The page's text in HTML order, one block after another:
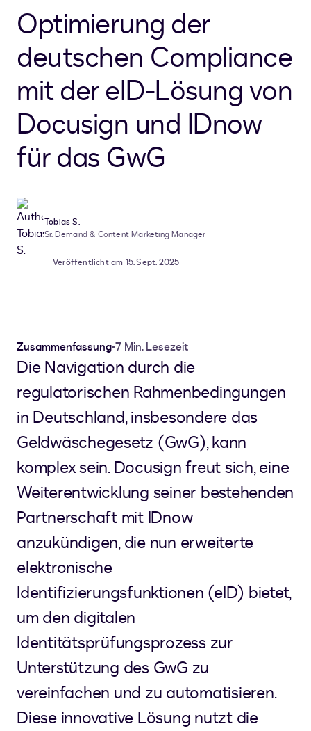
Optimierung der
deutschen Compliance
mit der eID-Lösung von
Docusign und IDnow
für das GwG
Tobias S.
Sr. Demand & Content Marketing Manager
Veröffentlicht am 15. Sept. 2025
Zusammenfassung•7 Min. Lesezeit
Die Navigation durch die
regulatorischen Rahmenbedingungen
in Deutschland, insbesondere das
Geldwäschegesetz (GwG), kann
komplex sein. Docusign freut sich, eine
Weiterentwicklung seiner bestehenden
Partnerschaft mit IDnow
anzukündigen, die nun erweiterte
elektronische
Identifizierungsfunktionen (eID) bietet,
um den digitalen
Identitätsprüfungsprozess zur
Unterstützung des GwG zu
vereinfachen und zu automatisieren.
Diese innovative Lösung nutzt die